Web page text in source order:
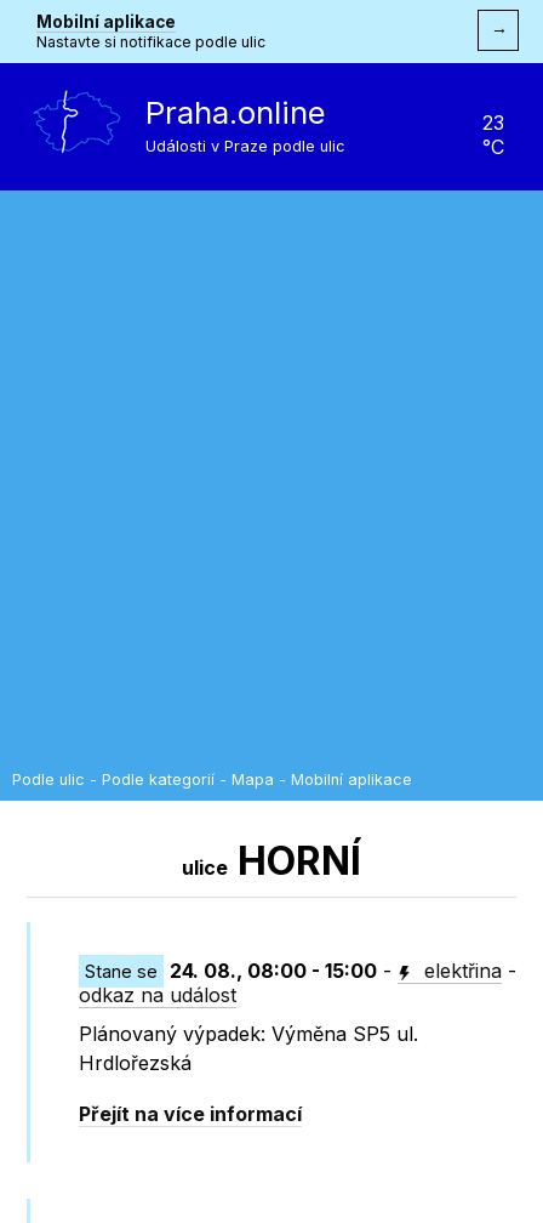
Mobilní aplikace
Nastavte si notifikace podle ulic
→
Praha.online
Události v Praze podle ulic
23
°C
Podle ulic - Podle kategorií - Mapa - Mobilní aplikace
ulice HORNÍ
Stane se 24. 08., 08:00 - 15:00 - elektřina -
odkaz na událost
Plánovaný výpadek: Výměna SP5 ul.
Hrdlořezská
Přejít na více informací